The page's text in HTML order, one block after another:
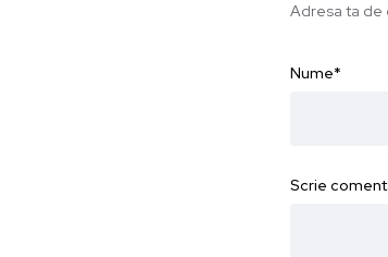
Adresa ta de
Nume*
Scrie